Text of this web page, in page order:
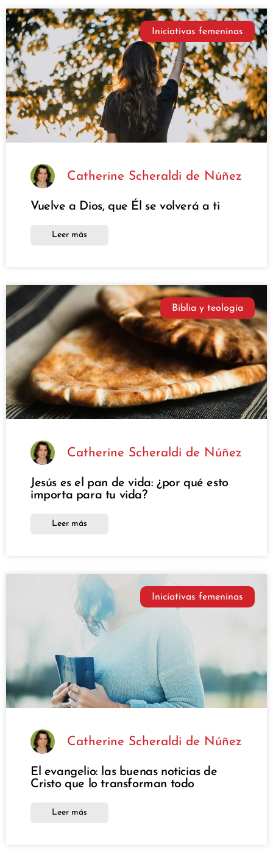
Iniciativas femeninas
Catherine Scheraldi de Núñez
Vuelve a Dios, que Él se volverá a ti
Leer más
Biblia y teología
Catherine Scheraldi de Núñez
Jesús es el pan de vida: ¿por qué esto
importa para tu vida?
Leer más
Iniciativas femeninas
Catherine Scheraldi de Núñez
El evangelio: las buenas noticias de
Cristo que lo transforman todo
Leer más